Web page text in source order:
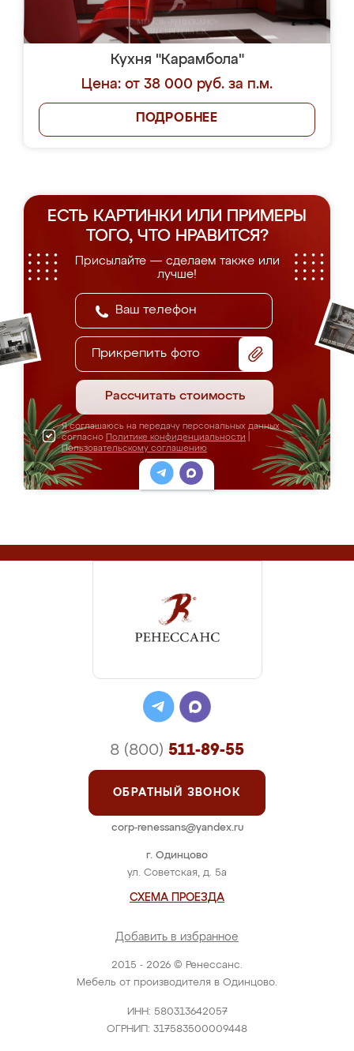
Кухня "Карамбола"
Цена: от 38 000 руб. за п.м.
ПОДРОБНЕЕ
ЕСТЬ КАРТИНКИ ИЛИ ПРИМЕРЫ
ТОГО, ЧТО НРАВИТСЯ?
Присылайте — сделаем также или
лучше!
Прикрепить фото
Рассчитать стоимость
Я соглашаюсь на передачу персональных данных
согласно Политике конфиденциальности
Пользовательскому соглашению
2015 - 2026 © Ренессанс.
Мебель от производителя в Одинцово.
ИНН: 580313642057
ОГРНИП: 317583500009448
г. Одинцово
ул. Советская, д. 5а
СХЕМА ПРОЕЗДА
Добавить в избранное
8 (800) 511-89-55
ОБРАТНЫЙ ЗВОНОК
corp-renessans@yandex.ru